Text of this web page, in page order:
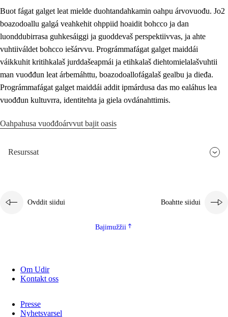
Buot fágat galget leat mielde duohtandahkamin oahpu árvovuođu. Jo2
boazodoallu galgá veahkehit ohppiid hoaidit bohcco ja dan
luonddubirrasa guhkesáiggi ja guoddevaš perspektiivvas, ja ahte
vuhtiiváldet bohcco iešárvvu. Prográmmafágat galget maiddái
váikkuhit kritihkalaš jurddašeapmái ja etihkalaš diehtomielalašvuhtii
man vuođđun leat árbemáhttu, boazodoallofágalaš gealbu ja dieđa.
Prográmmafágat galget maiddái addit ipmárdusa das mo ealáhus lea
vuođđun kultuvrra, identitehta ja giela ovdánahttimis.
Oahpahusa vuođđoárvvut bajit oasis
Resurssat
Ovddit siidui Boahtte siidui
Bajimužžii
Om Udir
Kontakt oss
Presse
Nyhetsvarsel